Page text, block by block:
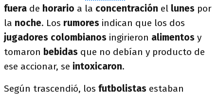
fuera de horario a la concentración el lunes por
la noche. Los rumores indican que los dos
jugadores colombianos ingirieron alimentos y
tomaron bebidas que no debían y producto de
ese accionar, se intoxicaron.
Según trascendió, los futbolistas estaban